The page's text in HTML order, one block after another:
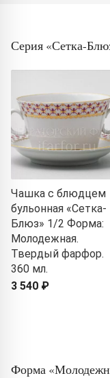
Серия «Сетка-
Чашка с блюдцем
бульонная «Сетка-
Блюз» 1/2 Форма:
Молодежная.
Твердый фарфор.
360 мл.
3 540 ₽
Форма